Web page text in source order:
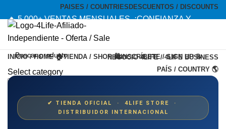
PAISES / COUNTRIES DESCUENTOS / DISCOUNTS
🔥 5,000+ VENTAS MENSUALES. ¡CONFIANZA Y
CALIDAD! --- 🔥 5,000+ MONTHLY SALES. TRUST AND
QUALITY!
NEGOCIO 4LIFE / 4LIFE BUSINESS
TIENDA OFICIAL / OFFICIAL STORE 🔒
Select category
Menu
INICIO / HOME 🏠TIENDA / SHOP 🛍️INSCRÍBETE / SIGN UP 📝
PAÍS / COUNTRY 🌎
✔ TIENDA OFICIAL · 4LIFE STORE ·
DISTRIBUIDOR INTERNACIONAL